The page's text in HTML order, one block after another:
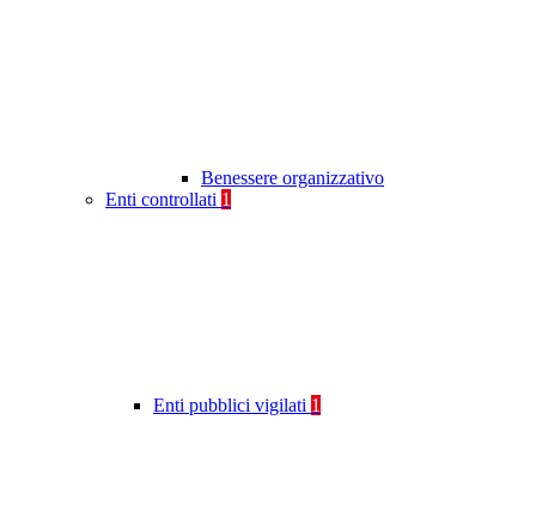
Benessere organizzativo
Enti controllati 1
Enti pubblici vigilati 1